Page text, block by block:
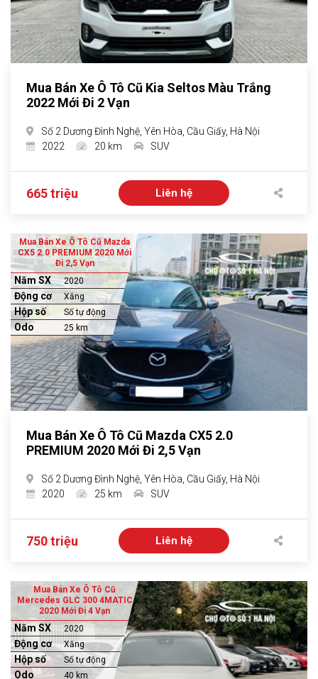
Mua Bán Xe Ô Tô Cũ Kia Seltos Màu Trắng
2022 Mới Đi 2 Vạn
Số 2 Dương Đình Nghệ, Yên Hòa, Cầu Giấy, Hà Nội
2022
20 km SUV
665 triệu Liên hệ
Mua Bán Xe Ô Tô Cũ Mazda
CX5 2.0 PREMIUM 2020 Mới
Đi 2,5 Vạn
Năm SX 2020
Động cơ Xăng
Hộp số Số tự động
Odo 25 km
Mua Bán Xe Ô Tô Cũ Mazda CX5 2.0
PREMIUM 2020 Mới Đi 2,5 Vạn
Số 2 Dương Đình Nghệ, Yên Hòa, Cầu Giấy, Hà Nội
2020
25 km SUV
750 triệu Liên hệ
Mua Bán Xe Ô Tô Cũ
Mercedes GLC 300 4MATIC
2020 Mới Đi 4 Vạn
Năm SX 2020
Động cơ Xăng
Hộp số Số tự động
Odo 40 km